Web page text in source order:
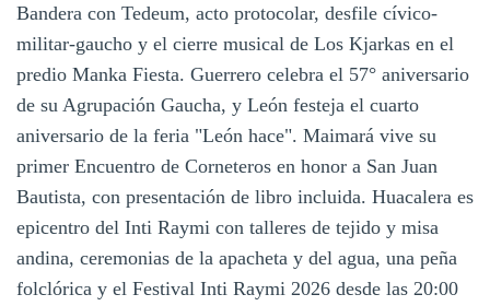
Bandera con Tedeum, acto protocolar, desfile cívico-
militar-gaucho y el cierre musical de Los Kjarkas en el
predio Manka Fiesta. Guerrero celebra el 57° aniversario
de su Agrupación Gaucha, y León festeja el cuarto
aniversario de la feria "León hace". Maimará vive su
primer Encuentro de Corneteros en honor a San Juan
Bautista, con presentación de libro incluida. Huacalera es
epicentro del Inti Raymi con talleres de tejido y misa
andina, ceremonias de la apacheta y del agua, una peña
folclórica y el Festival Inti Raymi 2026 desde las 20:00